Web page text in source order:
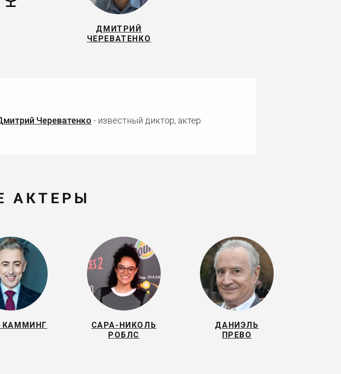
ДМИТРИЙ
ЧЕРЕВАТЕНКО
Череватенко - известный диктор, актер
АКТЕРЫ
КАММИНГ
САРА-НИКОЛЬ
РОБЛС
ДАНИЭЛЬ
ПРЕВО